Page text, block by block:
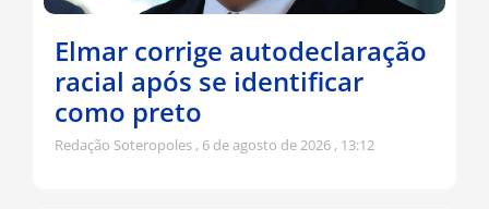
Elmar corrige autodeclaração
racial após se identificar
como preto
Redação Soteropoles 6 de agosto de 2026 13:12